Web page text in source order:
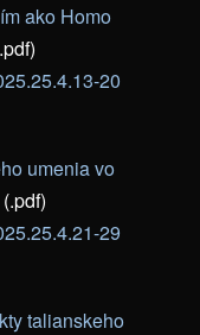
ako Homo
20
umenia vo
(.pdf)
29
talianskeho